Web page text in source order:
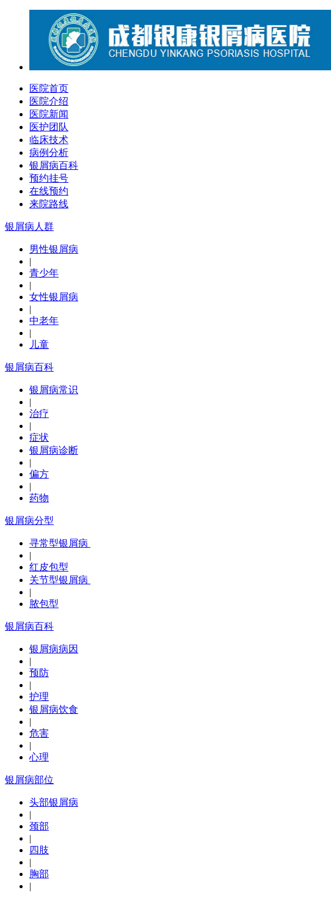
医院首页
医院介绍
医院新闻
医护团队
临床技术
病例分析
银屑病百科
预约挂号
在线预约
来院路线
银屑病人群
男性银屑病
|
青少年
|
女性银屑病
|
中老年
|
儿童
银屑病百科
银屑病常识
|
治疗
|
症状
银屑病诊断
|
偏方
|
药物
银屑病分型
寻常型银屑病
|
红皮包型
关节型银屑病
|
脓包型
银屑病百科
银屑病病因
|
预防
|
护理
银屑病饮食
|
危害
|
心理
银屑病部位
头部银屑病
|
颈部
|
四肢
|
胸部
|